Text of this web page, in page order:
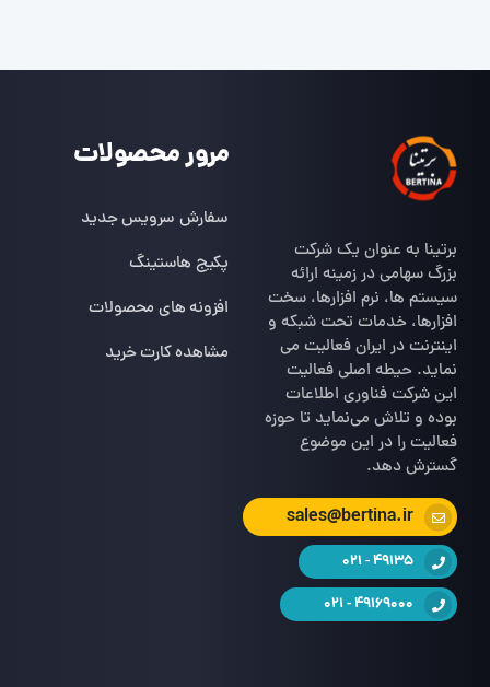
برتینا به عنوان یک شرکت
بزرگ سهامی در زمینه ارائه
سیستم ها، نرم افزارها، سخت
افزارها، خدمات تحت شبکه و
اینترنت در ایران فعالیت می
نماید. حیطه اصلی فعالیت
این شرکت فناوری اطلاعات
بوده و تلاش می‌نماید تا حوزه
فعالیت را در این موضوع
گسترش دهد.
sales@bertina.ir
49135 - 021
49169000 - 021
مرور محصولات
سفارش سرویس جدید
پکیج هاستینگ
افزونه های محصولات
مشاهده کارت خرید